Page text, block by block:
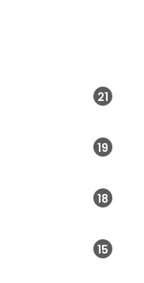
21
19
18
15